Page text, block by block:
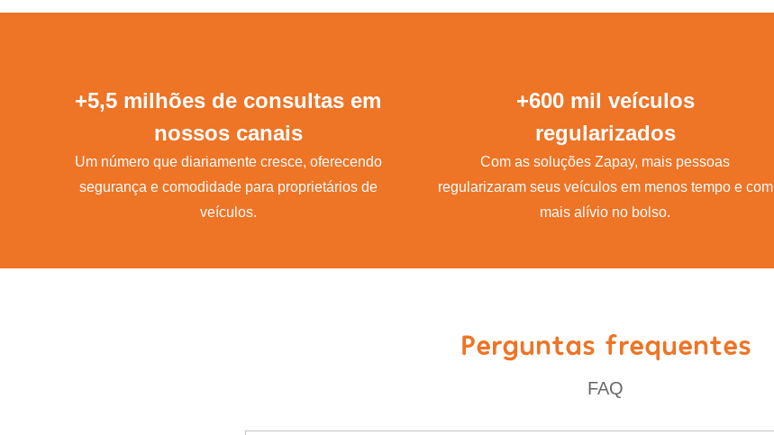
+5,5 milhões de consultas em
nossos canais
Um número que diariamente cresce, oferecendo
segurança e comodidade para proprietários de
veículos.
+600 mil veículos
regularizados
Com as soluções Zapay, mais pessoas
regularizaram seus veículos em menos tempo e com
mais alívio no bolso.
Perguntas frequentes
FAQ